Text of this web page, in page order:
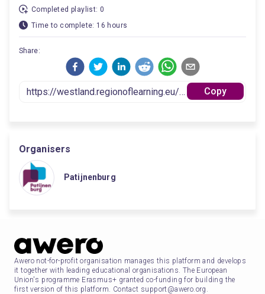
Completed playlist: 0
Time to complete: 16 hours
Share:
Copy
Organisers
Patijnenburg
Awero not-for-profit organisation manages this platform and develops
it together with leading educational organisations. The European
Union's programme Erasmus+ granted co-funding for building the
first version of this platform. Contact support@awero.org.